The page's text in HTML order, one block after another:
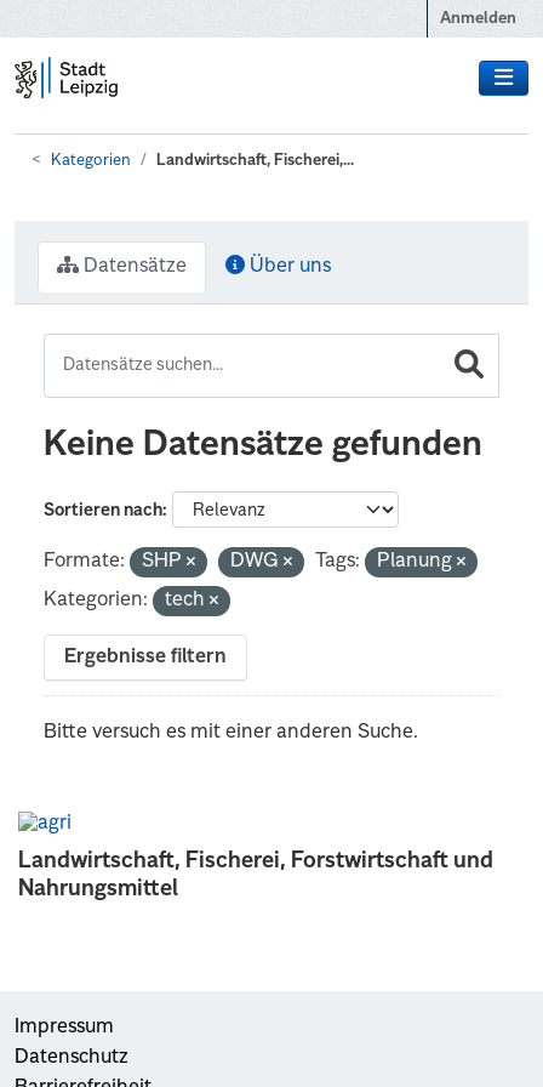
Anmelden
Kategorien Landwirtschaft, Fischerei,...
Landwirtschaft, Fischerei, Forstwirtschaft und
Nahrungsmittel
Datensätze Über uns
Keine Datensätze gefunden
Sortieren nach
Formate: SHP DWG Tags:
Planung
Kategorien:
tech
Ergebnisse filtern
Bitte versuch es mit einer anderen Suche.
Impressum
Datenschutz